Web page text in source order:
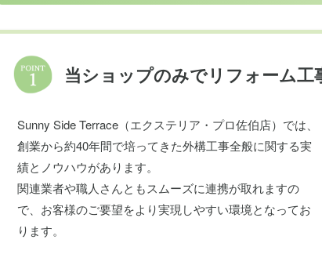
当ショップのみでリフォーム工
Sunny Side Terrace（エクステリア・プロ佐伯店）では、
創業から約40年間で培ってきた外構工事全般に関する実
績とノウハウがあります。
関連業者や職人さんともスムーズに連携が取れますの
で、お客様のご要望をより実現しやすい環境となってお
ります。